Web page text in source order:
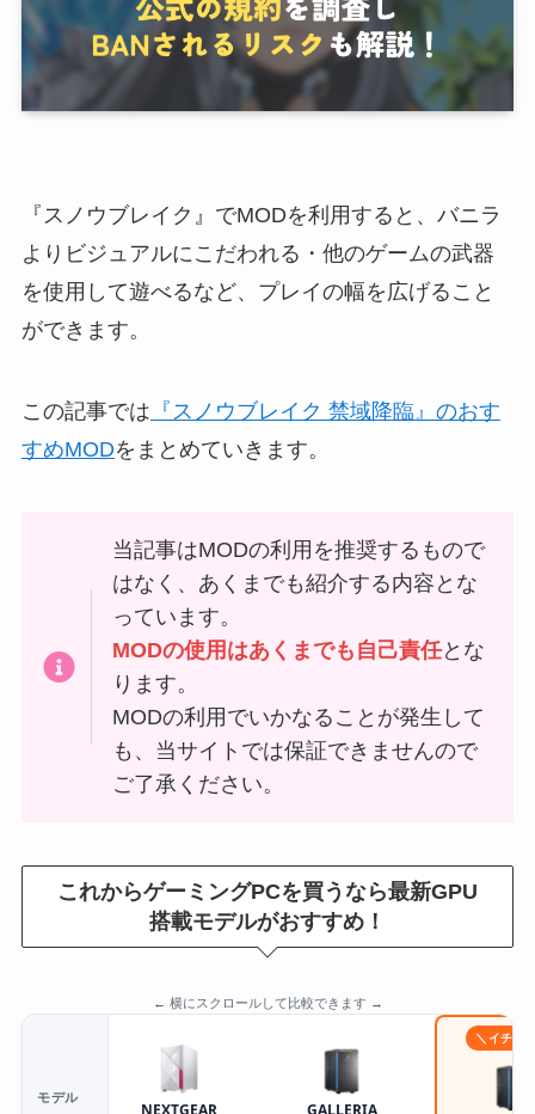
『スノウブレイク』でMODを利用すると、バニラ
よりビジュアルにこだわれる・他のゲームの武器
を使用して遊べるなど、プレイの幅を広げること
ができます。
この記事では 『スノウブレイク 禁域降臨』のおす
すめMODをまとめていきます。
当記事はMODの利用を推奨するもので
はなく、あくまでも紹介する内容とな
っています。
MODの使用はあくまでも自己責任とな
ります。
MODの利用でいかなることが発生して
も、当サイトでは保証できませんので
ご了承ください。
これからゲーミングPCを買うなら最新GPU
搭載モデルがおすすめ！
← 横にスクロールして比較できます →
モデル
＼イチオ